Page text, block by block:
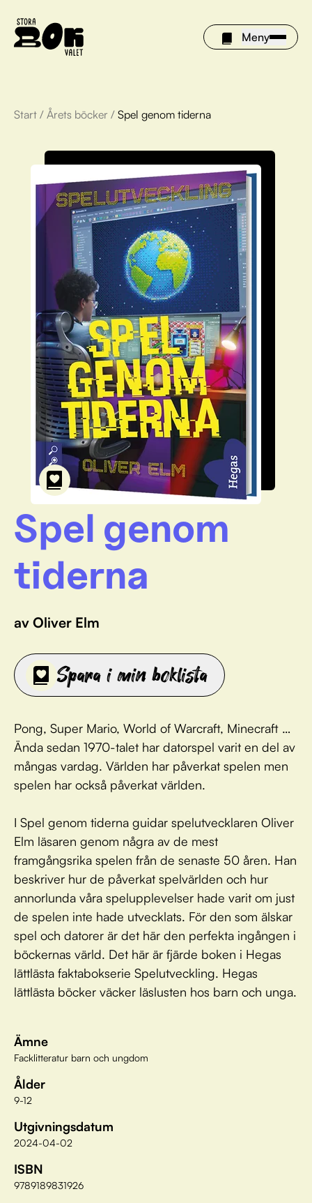
Meny
Årets böcker
Om Stora bokvalet
Olivia tipsar
Vinnare
FAQ
För bibliotek
Start / Årets böcker / Spel genom tiderna
Spel genom
tiderna
av Oliver Elm
Spara i min boklista
Pong, Super Mario, World of Warcraft, Minecraft …
Ända sedan 1970-talet har datorspel varit en del av
mångas vardag. Världen har påverkat spelen men
spelen har också påverkat världen.
I Spel genom tiderna guidar spelutvecklaren Oliver
Elm läsaren genom några av de mest
framgångsrika spelen från de senaste 50 åren. Han
beskriver hur de påverkat spelvärlden och hur
annorlunda våra spelupplevelser hade varit om just
de spelen inte hade utvecklats. För den som älskar
spel och datorer är det här den perfekta ingången i
böckernas värld. Det här är fjärde boken i Hegas
lättlästa faktabokserie Spelutveckling. Hegas
lättlästa böcker väcker läslusten hos barn och unga.
Ämne
Facklitteratur barn och ungdom
Ålder
9-12
Utgivningsdatum
2024-04-02
ISBN
9789189831926